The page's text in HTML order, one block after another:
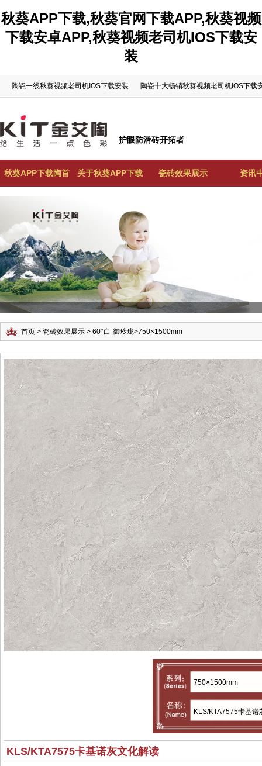
秋葵APP下载,秋葵官网下载APP,秋葵视频
下载安卓APP,秋葵视频老司机IOS下载安
装
陶瓷一线秋葵视频老司机IOS下载安装 陶瓷十大畅销秋葵视频老司机IOS下载
护眼防滑砖开拓者
秋葵APP下载陶首
页
关于秋葵APP下载 瓷砖效果展示 资讯
首页 > 瓷砖效果展示 > 60°白-御玲珑>750×1500mm
750×1500mm
KLS/KTA7575卡基诺
KLS/KTA7575卡基诺灰文化解读